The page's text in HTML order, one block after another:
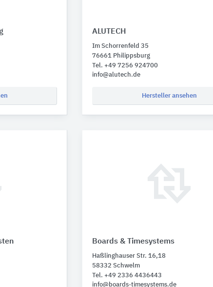
ALUTECH
Im Schorrenfeld 35
76661 Philippsburg
Tel. +49 7256 924700
info@alutech.de
Hersteller ansehen
Boards & Timesystems
Haßlinghauser Str. 16,18
58332 Schwelm
Tel. +49 2336 4436443
info@boards-timesystems.de